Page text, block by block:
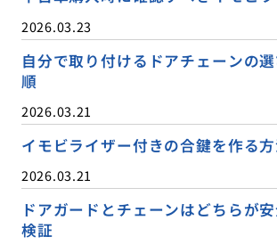
2026.03.23
自分で取り付けるドアチェーンの
順
2026.03.21
イモビライザー付きの合鍵を作る
2026.03.21
ドアガードとチェーンはどちらが
検証